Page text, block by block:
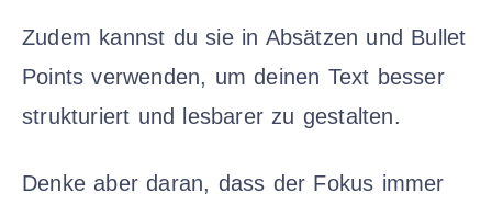
Zudem kannst du sie in Absätzen und Bullet
Points verwenden, um deinen Text besser
strukturiert und lesbarer zu gestalten.
Denke aber daran, dass der Fokus immer